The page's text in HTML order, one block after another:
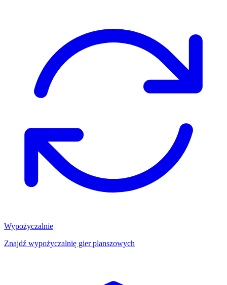
Wypożyczalnie
Znajdź wypożyczalnię gier planszowych